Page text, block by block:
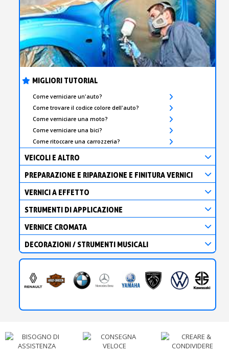
MIGLIORI TUTORIAL
Come verniciare un'auto?
Come trovare il codice colore dell'auto?
Come verniciare una moto?
Come verniciare una bici?
Come ritoccare una carrozzeria?
VEICOLI E ALTRO
PREPARAZIONE E RIPARAZIONE E FINITURA VERNICI
VERNICI A EFFETTO
STRUMENTI DI APPLICAZIONE
VERNICE CROMATA
DECORAZIONI / STRUMENTI MUSICALI